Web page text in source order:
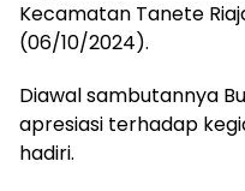
Kecamatan Tanete
(06/10/2024).
Diawal sambutannya
apresiasi terhadap
hadiri.